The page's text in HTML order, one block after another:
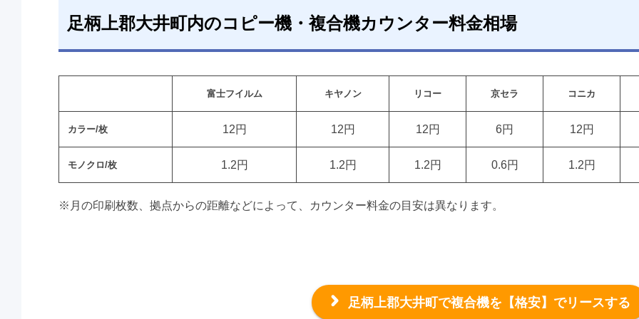
足柄上郡大井町内のコピー機・複合機カウンター料金相場
富士フイルム キヤノン リコー 京セラ コニカ
カラー/枚 12円 12円 12円 6円 12円
モノクロ/枚 1.2円 1.2円 1.2円 0.6円 1.2円
※月の印刷枚数、拠点からの距離などによって、カウンター料金の目安は異なります。
足柄上郡大井町で複合機を 【格安】でリースする